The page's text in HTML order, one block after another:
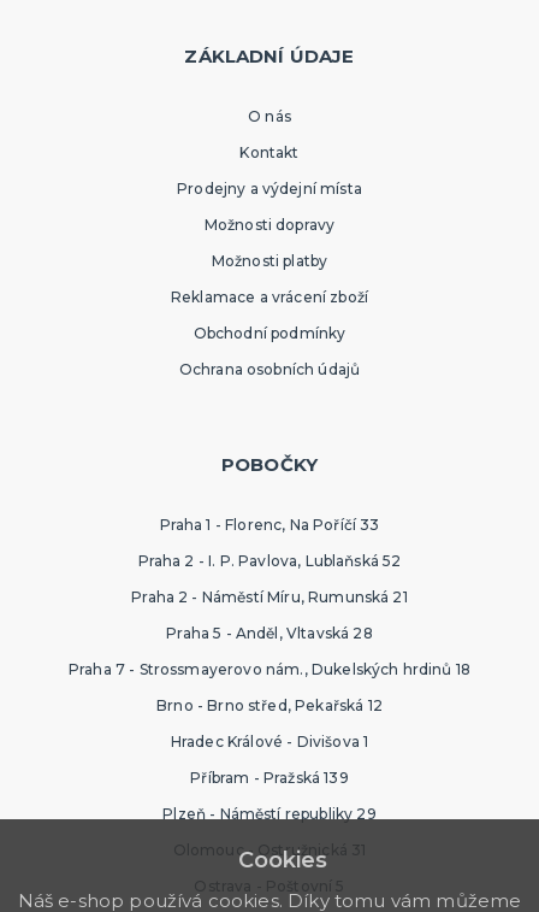
ZÁKLADNÍ ÚDAJE
O nás
Kontakt
Prodejny a výdejní místa
Možnosti dopravy
Možnosti platby
Reklamace a vrácení zboží
Obchodní podmínky
Ochrana osobních údajů
POBOČKY
Praha 1 - Florenc, Na Poříčí 33
Praha 2 - I. P. Pavlova, Lublaňská 52
Praha 2 - Náměstí Míru, Rumunská 21
Praha 5 - Anděl, Vltavská 28
Praha 7 - Strossmayerovo nám., Dukelských hrdinů 18
Brno - Brno střed, Pekařská 12
Hradec Králové - Divišova 1
Příbram - Pražská 139
Plzeň - Náměstí republiky 29
Olomouc - Ostružnická 31
Ostrava - Poštovní 5
Cookies
Náš e-shop používá cookies. Díky tomu vám můžeme